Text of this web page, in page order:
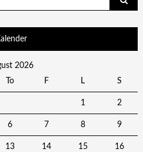
2026
To F L S
1 2
6 7 8 9
13 14 15 16